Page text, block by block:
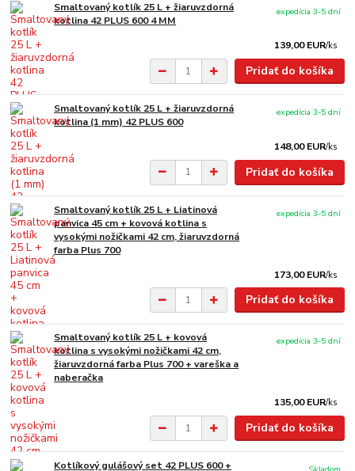
Smaltovaný kotlík 25 L + žiaruvzdorná
kotlina 42 PLUS 600 4 MM
139,00 EUR/ks
expedícia 3-5 dní
Pridať do košíka
Smaltovaný kotlík 25 L + žiaruvzdorná
kotlina (1 mm) 42 PLUS 600
148,00 EUR/ks
expedícia 3-5 dní
Pridať do košíka
Smaltovaný kotlík 25 L + Liatinová
panvica 45 cm + kovová kotlina s
vysokými nožičkami 42 cm, žiaruvzdorná
farba Plus 700
173,00 EUR/ks
expedícia 3-5 dní
Pridať do košíka
Smaltovaný kotlík 25 L + kovová
kotlina s vysokými nožičkami 42 cm,
žiaruvzdorná farba Plus 700 + vareška a
naberačka
135,00 EUR/ks
expedícia 3-5 dní
Pridať do košíka
Kotlíkový gulášový set 42 PLUS 600 +